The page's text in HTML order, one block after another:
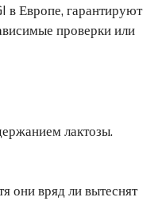
в Европе, гарантируют
проверки или
лактозы.
они вряд ли вытеснят